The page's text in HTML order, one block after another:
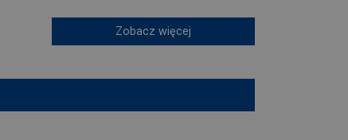
Zobacz więcej